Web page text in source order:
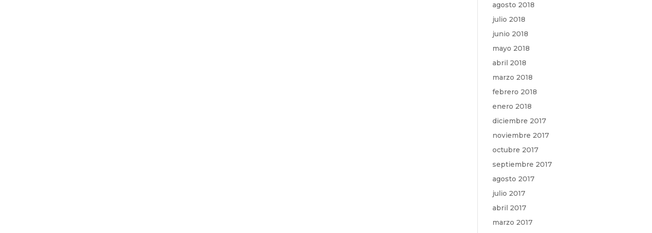
agosto 2018
julio 2018
junio 2018
mayo 2018
abril 2018
marzo 2018
febrero 2018
enero 2018
diciembre 2017
noviembre 2017
octubre 2017
septiembre 2017
agosto 2017
julio 2017
abril 2017
marzo 2017